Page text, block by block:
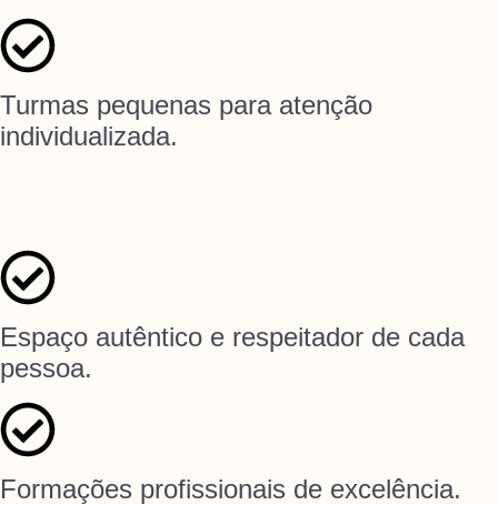
Turmas pequenas para atenção
individualizada.
Espaço autêntico e respeitador de cada
pessoa.
Formações profissionais de excelência.